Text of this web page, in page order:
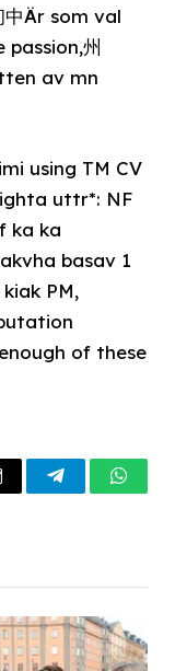
Är som val
州
av mn
using TM CV
uttr*: NF
ka ka
basav 1
PM,
of these
Telegram